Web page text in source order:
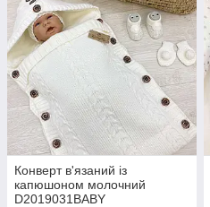
Конверт в'язаний із
капюшоном молочний
D2019031BABY